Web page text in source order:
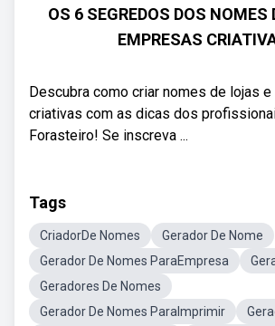
OS 6 SEGREDOS DOS NOMES
EMPRESAS
Descubra como criar nomes de lojas
criativas com as dicas dos
Forasteiro! Se inscreva ...
Tags
CriadorDe Nomes
Gerador De Nome
Gerador De Nomes ParaEmpresa
Geradores De Nomes
Gerador De Nomes ParaImprimir